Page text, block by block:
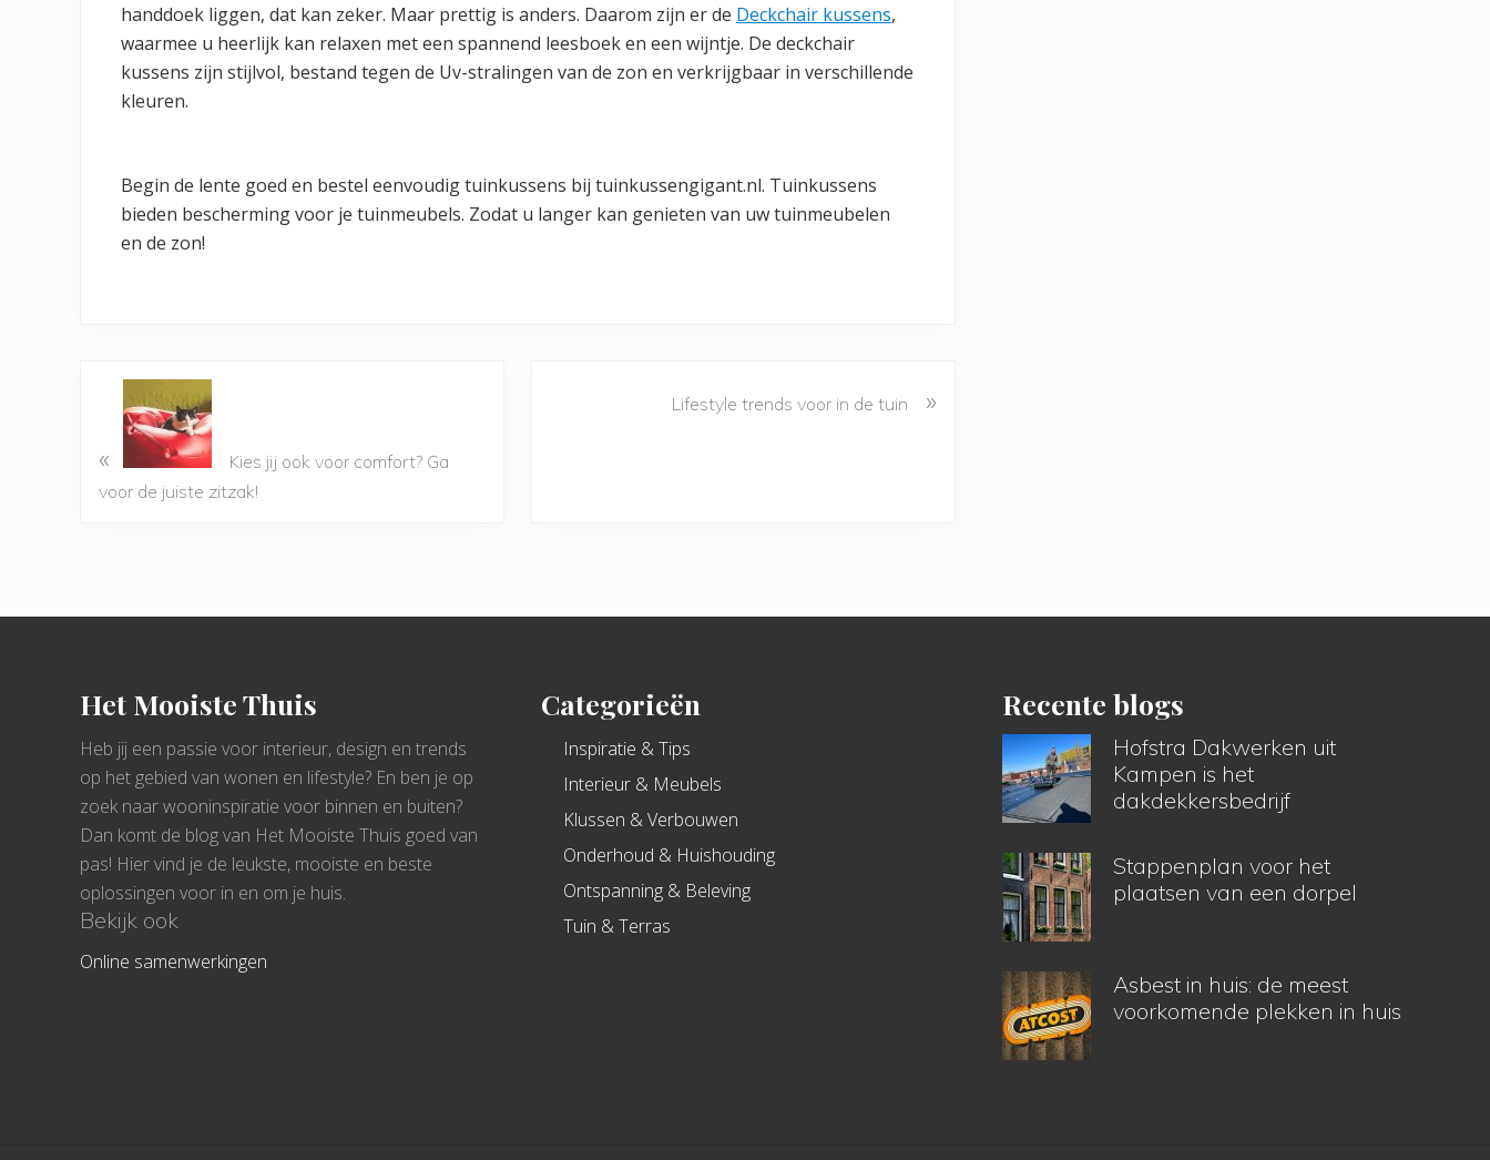
handdoek liggen, dat kan zeker. Maar prettig is anders. Daarom zijn er de Deckchair kussens,
waarmee u heerlijk kan relaxen met een spannend leesboek en een wijntje. De deckchair
kussens zijn stijlvol, bestand tegen de Uv-stralingen van de zon en verkrijgbaar in verschillende
kleuren.
Begin de lente goed en bestel eenvoudig tuinkussens bij tuinkussengigant.nl. Tuinkussens
bieden bescherming voor je tuinmeubels. Zodat u langer kan genieten van uw tuinmeubelen
en de zon!
«
Kies jij ook voor comfort? Ga
voor de juiste zitzak!
Lifestyle trends voor in de tuin »
Het Mooiste Thuis
Heb jij een passie voor interieur, design en trends
op het gebied van wonen en lifestyle? En ben je op
zoek naar wooninspiratie voor binnen en buiten?
Dan komt de blog van Het Mooiste Thuis goed van
pas! Hier vind je de leukste, mooiste en beste
oplossingen voor in en om je huis.
Bekijk ook
Online samenwerkingen
Categorieën
Inspiratie & Tips
Interieur & Meubels
Klussen & Verbouwen
Onderhoud & Huishouding
Ontspanning & Beleving
Tuin & Terras
Recente blogs
Hofstra Dakwerken uit
Kampen is het
dakdekkersbedrijf
Stappenplan voor het
plaatsen van een dorpel
Asbest in huis: de meest
voorkomende plekken in huis